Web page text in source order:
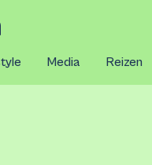
Media Reizen